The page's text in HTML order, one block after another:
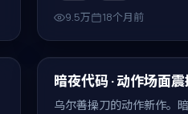
9.5万
18个月前
最新
暗夜代码 · 动作场面
乌尔善操刀的动作新作。